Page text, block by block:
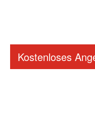
Kostenloses